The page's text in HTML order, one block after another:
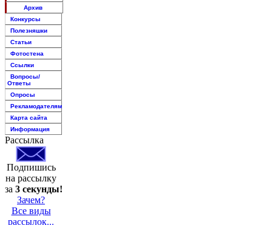
Архив
Конкурсы
Полезняшки
Статьи
Фотостена
Ссылки
Вопросы/
Ответы
Опросы
Рекламодателям
Карта сайта
Информация
Рассылка
Подпишись
на рассылку
за 3 секунды!
Зачем?
Все виды
рассылок...